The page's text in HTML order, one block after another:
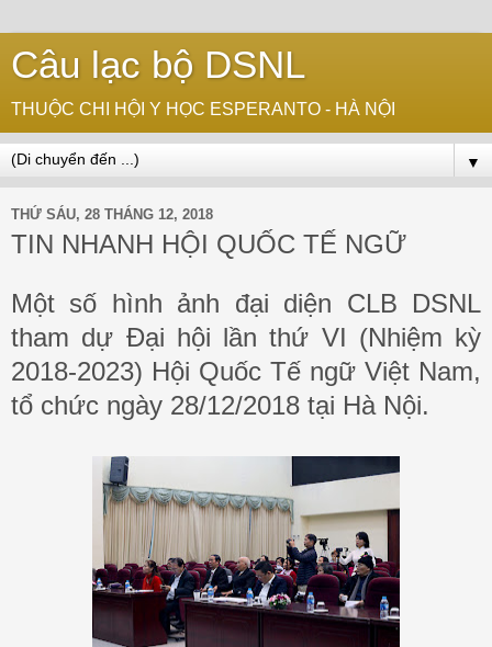
Câu lạc bộ DSNL
THUỘC CHI HỘI Y HỌC ESPERANTO - HÀ NỘI
▼
THỨ SÁU, 28 THÁNG 12, 2018
TIN NHANH HỘI QUỐC TẾ NGỮ
Một số hình ảnh đại diện CLB DSNL
tham dự Đại hội lần thứ VI (Nhiệm kỳ
2018-2023) Hội Quốc Tế ngữ Việt Nam,
tổ chức ngày 28/12/2018 tại Hà Nội.